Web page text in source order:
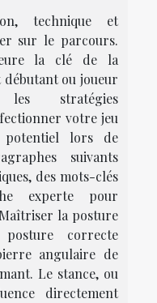
technique et
sur le parcours.
la clé de la
débutant ou joueur
les stratégies
votre jeu
lors de
suivants
des mots-clés
experte pour
la posture
correcte
angulaire de
Le stance, ou
directement